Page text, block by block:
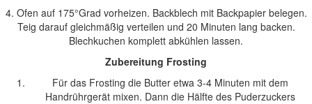
4. Ofen auf 175°Grad vorheizen. Backblech mit Backpapier belegen.
Teig darauf gleichmäßig verteilen und 20 Minuten lang backen.
Blechkuchen komplett abkühlen lassen.
Zubereitung Frosting
Für das Frosting die Butter etwa 3-4 Minuten mit dem
Handrührgerät mixen. Dann die Hälfte des Puderzuckers